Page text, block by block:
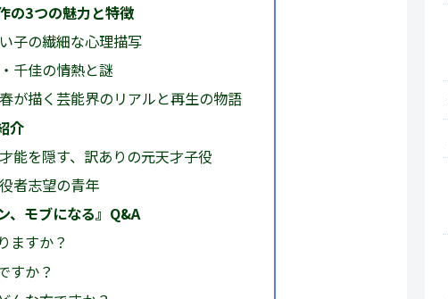
の3つの魅力と特徴
子の繊細な心理描写
千佳の情熱と謎
が描く芸能界のリアルと再生の物語
介
能を隠す、訳ありの元天才子役
者志望の青年
、モブになる』Q&A
ますか？
すか？